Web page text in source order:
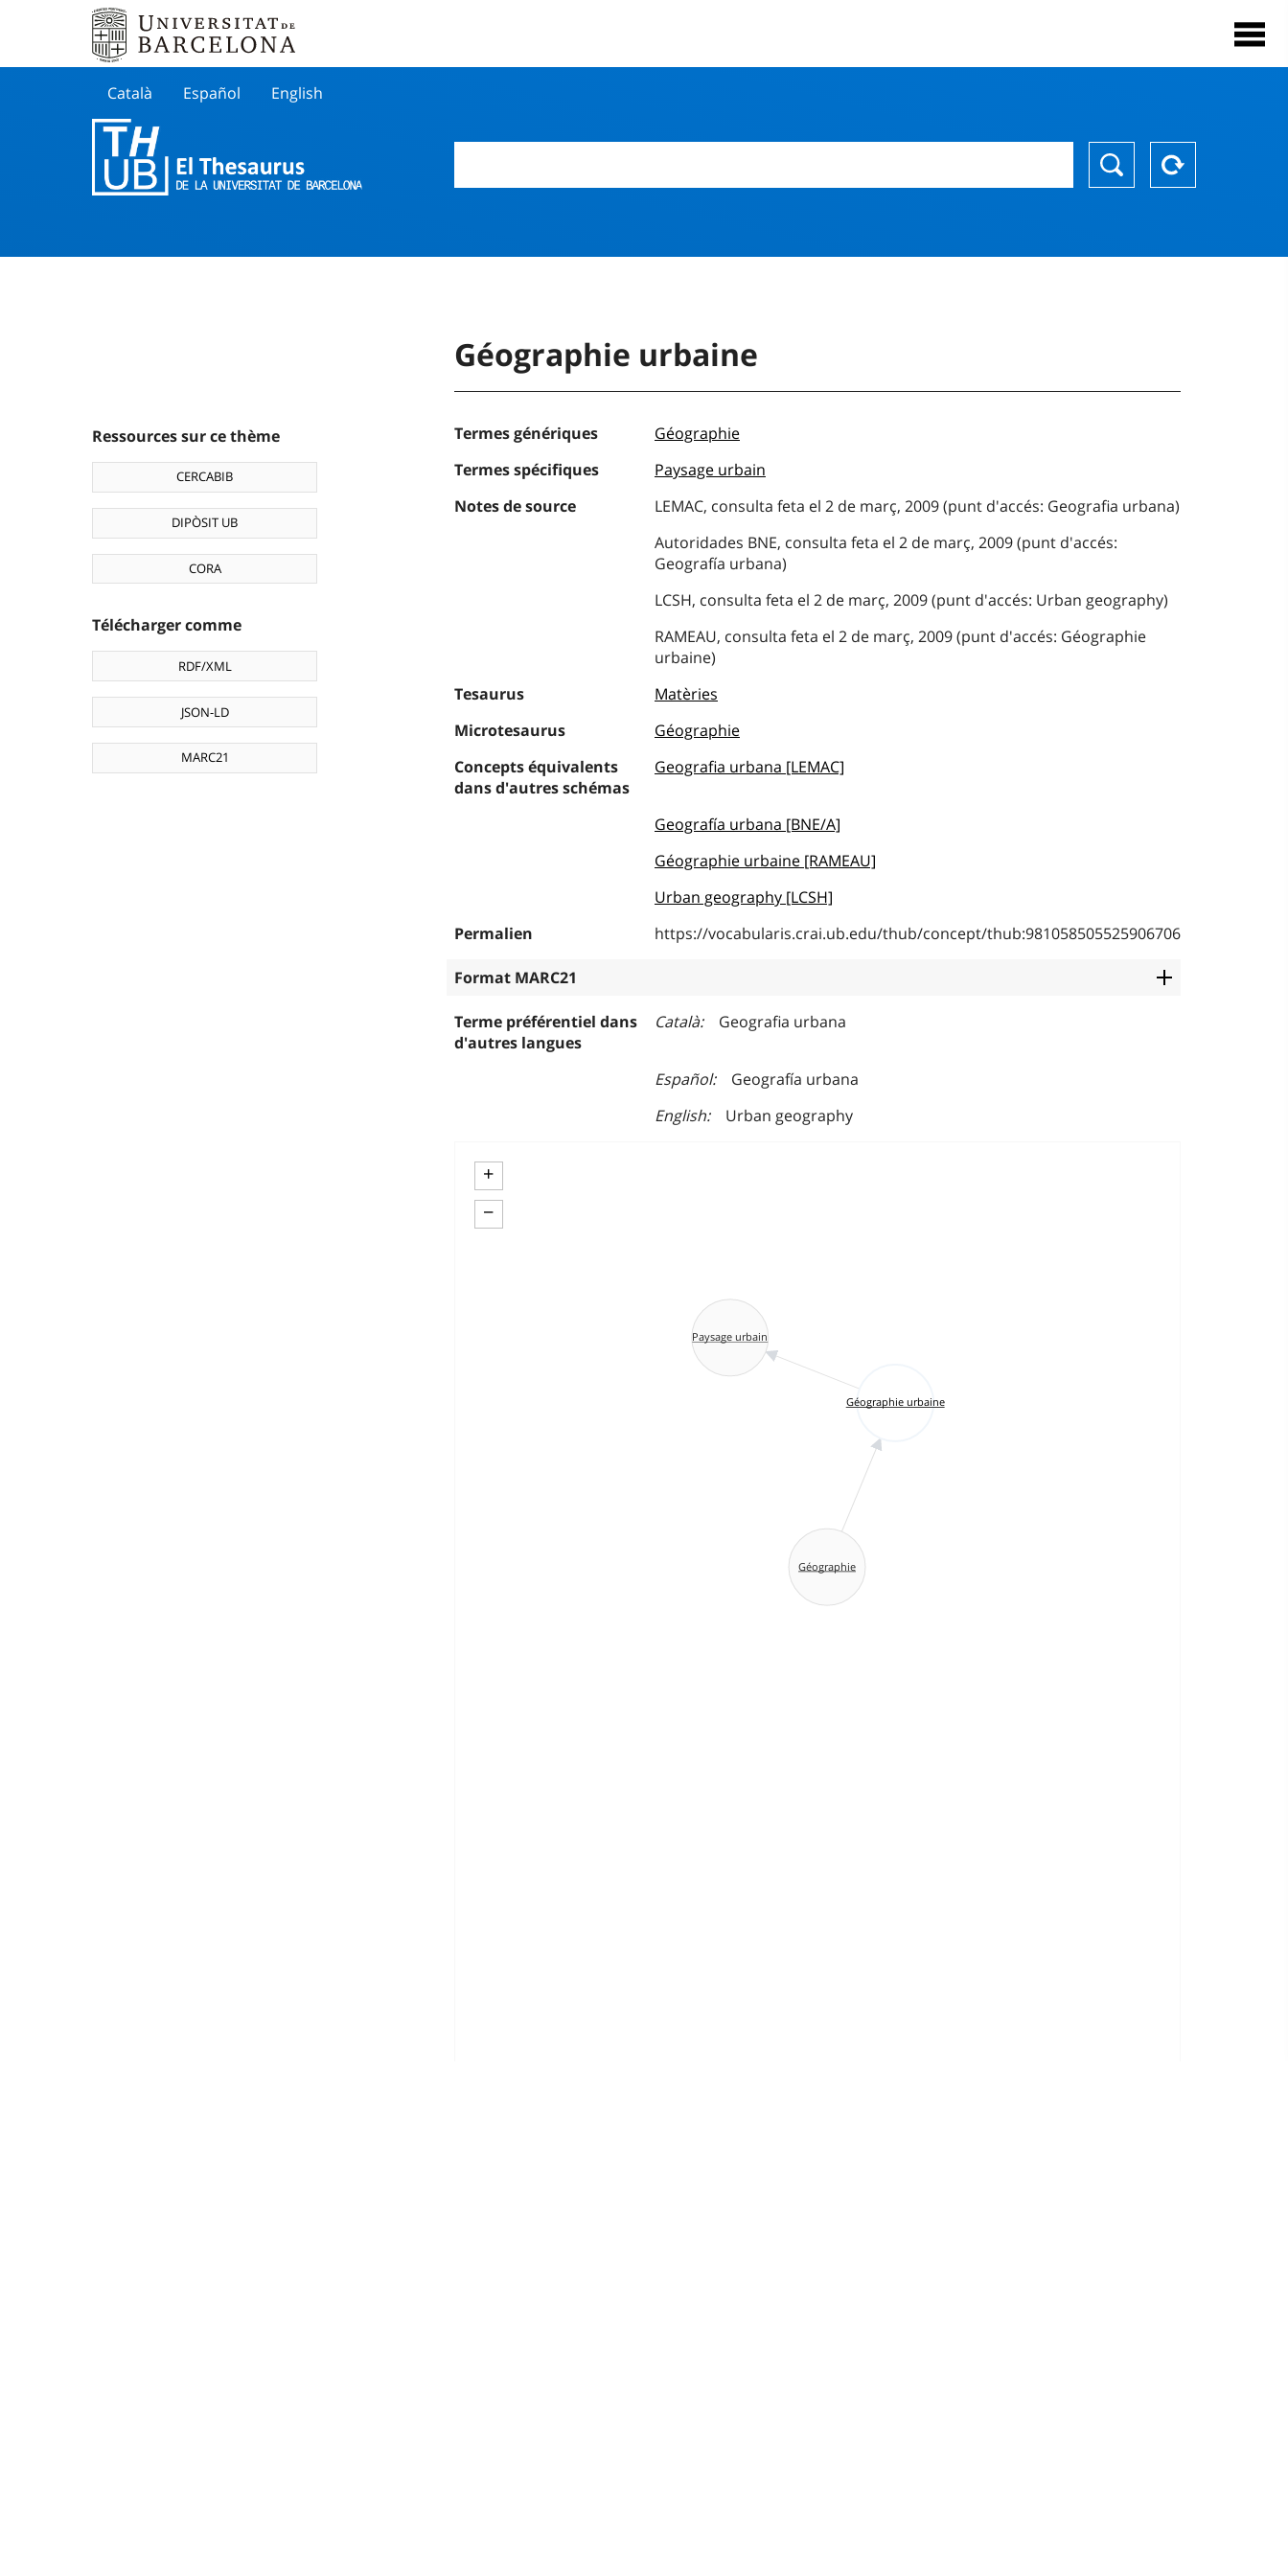
Català Español English
Ressources sur ce thème
CERCABIB
DIPÒSIT UB
CORA
Télécharger comme
RDF/XML
JSON-LD
MARC21
Géographie urbaine
Termes génériques
Géographie
Termes spécifiques
Paysage urbain
Notes de source
LEMAC, consulta feta el 2 de març, 2009 (punt d'accés: Geografia urbana)
Autoridades BNE, consulta feta el 2 de març, 2009 (punt d'accés:
Geografía urbana)
LCSH, consulta feta el 2 de març, 2009 (punt d'accés: Urban geography)
RAMEAU, consulta feta el 2 de març, 2009 (punt d'accés: Géographie
urbaine)
Tesaurus
Matèries
Microtesaurus
Géographie
Concepts équivalents
dans d'autres schémas
Geografia urbana [LEMAC]
Geografía urbana [BNE/A]
Géographie urbaine [RAMEAU]
Urban geography [LCSH]
Permalien
https://vocabularis.crai.ub.edu/thub/concept/thub:981058505525906706
Format MARC21
Terme préférentiel dans
d'autres langues
Català Geografia urbana
Español
Geografía urbana
English
Urban geography
+
−
Géographie urbaine
Géographie
Paysage urbain